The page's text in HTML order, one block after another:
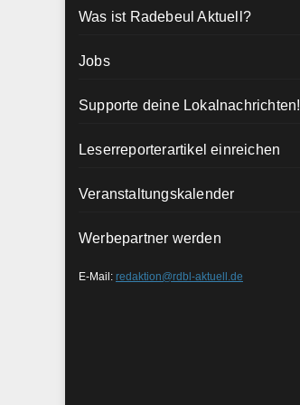
Was ist Radebeul Aktuell?
Jobs
Supporte deine Lokalnachrichten!
Leserreporterartikel einreichen
Veranstaltungskalender
Werbepartner werden
E-Mail: redaktion@rdbl-aktuell.de